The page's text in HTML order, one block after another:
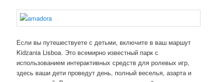
Если вы путешествуете с детьми, включите в ваш маршут
Kidzania Lisboa. Это всемирно известный парк с
использованием интерактивных средств для ролевых игр,
здесь ваши дети проведут день, полный веселья, азарта и